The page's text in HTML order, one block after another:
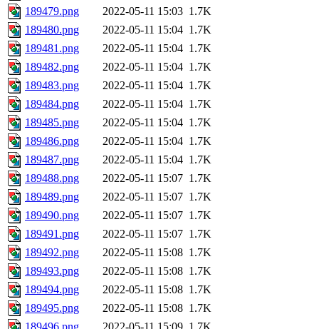
189479.png
2022-05-11 15:03 1.7K
189480.png
2022-05-11 15:04 1.7K
189481.png
2022-05-11 15:04 1.7K
189482.png
2022-05-11 15:04 1.7K
189483.png
2022-05-11 15:04 1.7K
189484.png
2022-05-11 15:04 1.7K
189485.png
2022-05-11 15:04 1.7K
189486.png
2022-05-11 15:04 1.7K
189487.png
2022-05-11 15:04 1.7K
189488.png
2022-05-11 15:07 1.7K
189489.png
2022-05-11 15:07 1.7K
189490.png
2022-05-11 15:07 1.7K
189491.png
2022-05-11 15:07 1.7K
189492.png
2022-05-11 15:08 1.7K
189493.png
2022-05-11 15:08 1.7K
189494.png
2022-05-11 15:08 1.7K
189495.png
2022-05-11 15:08 1.7K